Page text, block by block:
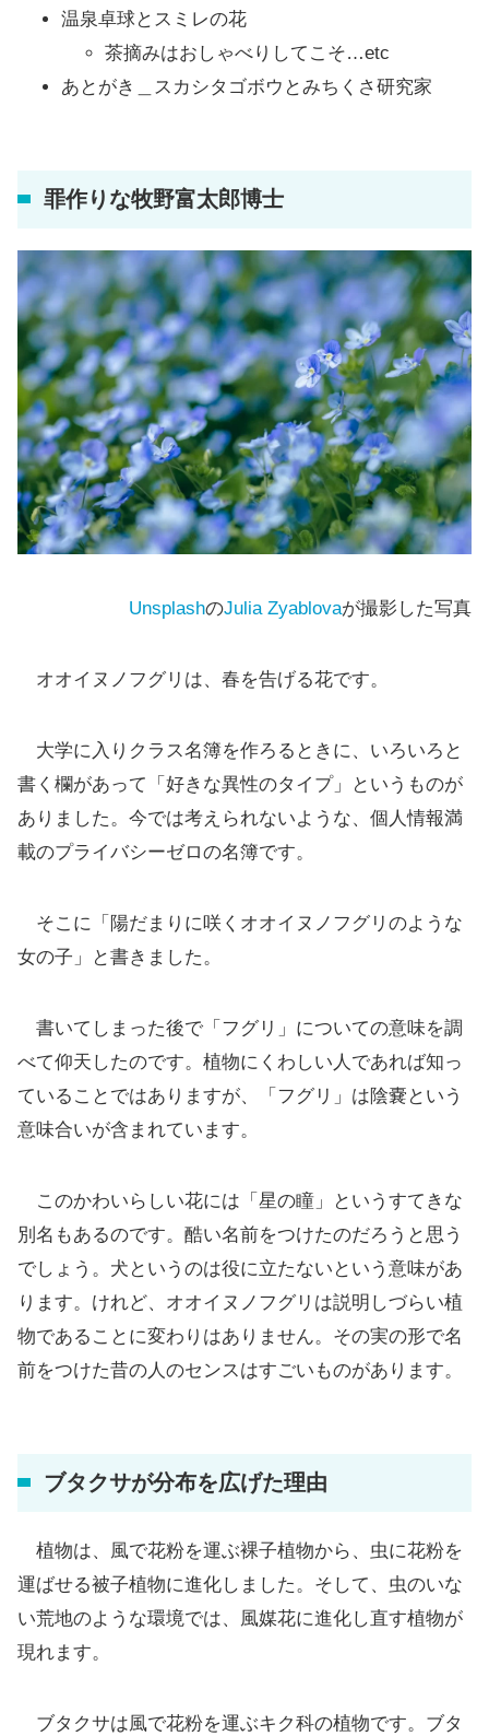
温泉卓球とスミレの花
茶摘みはおしゃべりしてこそ…etc
あとがき＿スカシタゴボウとみちくさ研究家
罪作りな牧野富太郎博士
UnsplashのJulia Zyablovaが撮影した写真
オオイヌノフグリは、春を告げる花です。
大学に入りクラス名簿を作ろるときに、いろいろと
書く欄があって「好きな異性のタイプ」というものが
ありました。今では考えられないような、個人情報満
載のプライバシーゼロの名簿です。
そこに「陽だまりに咲くオオイヌノフグリのような
女の子」と書きました。
書いてしまった後で「フグリ」についての意味を調
べて仰天したのです。植物にくわしい人であれば知っ
ていることではありますが、「フグリ」は陰嚢という
意味合いが含まれています。
このかわいらしい花には「星の瞳」というすてきな
別名もあるのです。酷い名前をつけたのだろうと思う
でしょう。犬というのは役に立たないという意味があ
ります。けれど、オオイヌノフグリは説明しづらい植
物であることに変わりはありません。その実の形で名
前をつけた昔の人のセンスはすごいものがあります。
ブタクサが分布を広げた理由
植物は、風で花粉を運ぶ裸子植物から、虫に花粉を
運ばせる被子植物に進化しました。そして、虫のいな
い荒地のような環境では、風媒花に進化し直す植物が
現れます。
ブタクサは風で花粉を運ぶキク科の植物です。ブタ